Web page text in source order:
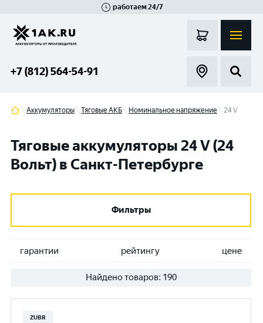
работаем 24/7
+7 (812) 564-54-91
Аккумуляторы Тяговые АКБ Номинальное напряжение 24 V
Тяговые аккумуляторы 24 V (24
Вольт) в Санкт-Петербурге
Фильтры
гарантии рейтингу цене
Найдено товаров: 190
ZUBR
Гатчина